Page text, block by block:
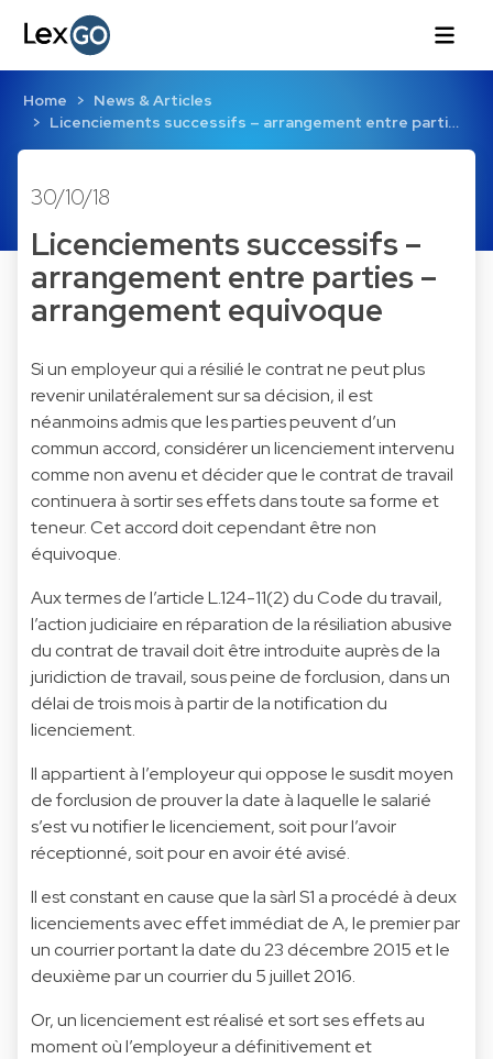
Home
News & Articles
Licenciements successifs – arrangement entre parti…
30/10/18
Licenciements successifs –
arrangement entre parties –
arrangement equivoque
Si un employeur qui a résilié le contrat ne peut plus
revenir unilatéralement sur sa décision, il est
néanmoins admis que les parties peuvent d’un
commun accord, considérer un licenciement intervenu
comme non avenu et décider que le contrat de travail
continuera à sortir ses effets dans toute sa forme et
teneur. Cet accord doit cependant être non
équivoque.
Aux termes de l’article L.124-11(2) du Code du travail,
l’action judiciaire en réparation de la résiliation abusive
du contrat de travail doit être introduite auprès de la
juridiction de travail, sous peine de forclusion, dans un
délai de trois mois à partir de la notification du
licenciement.
Il appartient à l’employeur qui oppose le susdit moyen
de forclusion de prouver la date à laquelle le salarié
s’est vu notifier le licenciement, soit pour l’avoir
réceptionné, soit pour en avoir été avisé.
Il est constant en cause que la sàrl S1 a procédé à deux
licenciements avec effet immédiat de A, le premier par
un courrier portant la date du 23 décembre 2015 et le
deuxième par un courrier du 5 juillet 2016.
Or, un licenciement est réalisé et sort ses effets au
moment où l’employeur a définitivement et